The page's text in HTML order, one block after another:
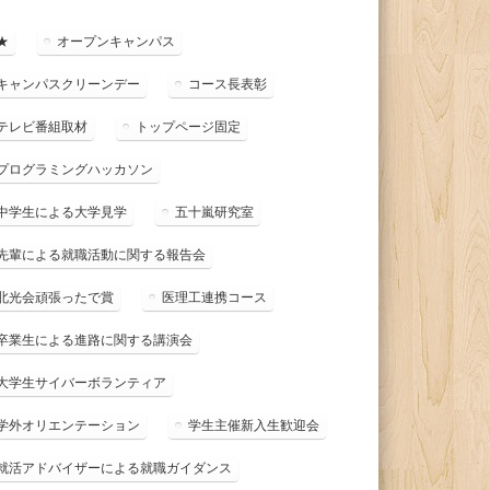
オープンキャンパス
ャンパスクリーンデー コース長表彰
レビ番組取材 トップページ固定
ログラミングハッカソン
学生による大学見学 五十嵐研究室
輩による就職活動に関する報告会
光会頑張ったで賞 医理工連携コース
業生による進路に関する講演会
学生サイバーボランティア
外オリエンテーション 学生主催新入生歓迎会
活アドバイザーによる就職ガイダンス